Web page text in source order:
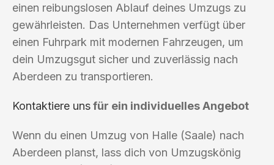
einen reibungslosen Ablauf deines Umzugs zu
gewährleisten. Das Unternehmen verfügt über
einen Fuhrpark mit modernen Fahrzeugen, um
dein Umzugsgut sicher und zuverlässig nach
Aberdeen zu transportieren.
Kontaktiere unsfür ein individuelles Angebot
Wenn du einen Umzug von Halle (Saale) nach
Aberdeen planst, lass dich von Umzugskönig